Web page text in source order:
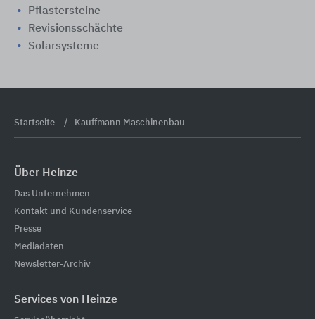
Pflastersteine
Revisionsschächte
Solarsysteme
Startseite Kauffmann Maschinenbau
Über Heinze
Das Unternehmen
Kontakt und Kundenservice
Presse
Mediadaten
Newsletter-Archiv
Services von Heinze